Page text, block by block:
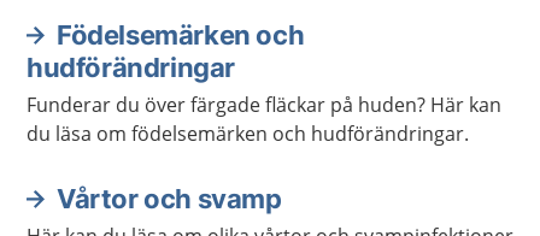
Födelsemärken och
hudförändringar
Funderar du över färgade fläckar på huden? Här kan
du läsa om födelsemärken och hudförändringar.
Vårtor och svamp